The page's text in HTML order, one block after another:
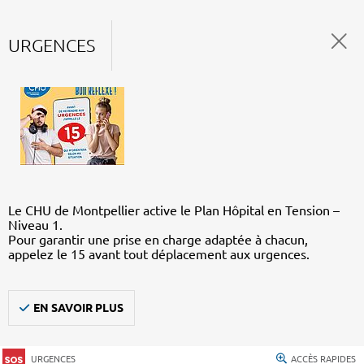
URGENCES
Le CHU de Montpellier active le Plan Hôpital en Tension –
Niveau 1.
Pour garantir une prise en charge adaptée à chacun,
appelez le 15 avant tout déplacement aux urgences.
EN SAVOIR PLUS
URGENCES ACCÈS RAPIDES